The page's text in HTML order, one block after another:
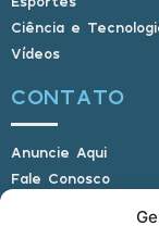
Ciência e
Vídeos
CONTATO
Anuncie Aqui
Fale Conosco